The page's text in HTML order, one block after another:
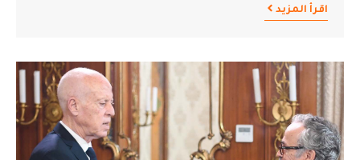
اقرأ المزيد